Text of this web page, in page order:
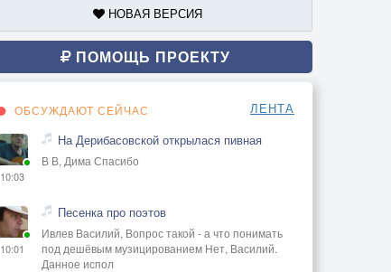
НОВАЯ ВЕРСИЯ
ПОМОЩЬ ПРОЕКТУ
ОБСУЖДАЮТ СЕЙЧАС ЛЕНТА
10:03
На Дерибасовской открылася пивная
В В, Дима Спасибо
10:01
Песенка про поэтов
Ивлев Василий, Вопрос такой - а что понимать
под дешёвым музицированием Нет, Василий.
Данное испол